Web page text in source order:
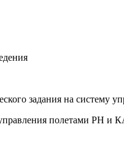
задания на систему
полетами РН и